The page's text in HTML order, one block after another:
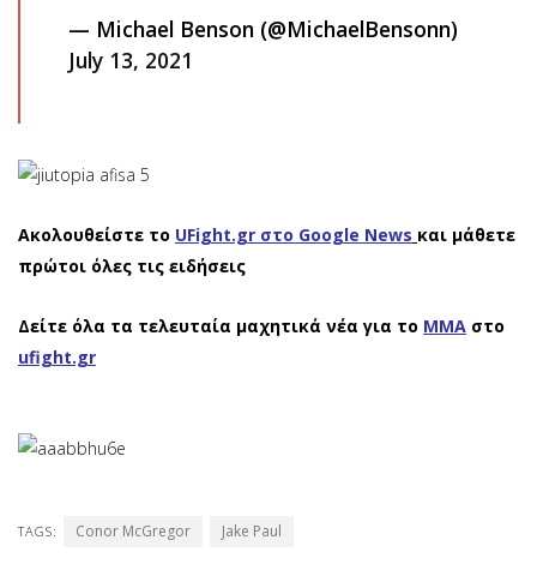
— Michael Benson (@MichaelBensonn)
July 13, 2021
Ακολουθείστε το UFight.gr στο Google News και μάθετε
πρώτοι όλες τις ειδήσεις
Δείτε όλα τα τελευταία μαχητικά νέα για το ΜΜΑ στο
ufight.gr
TAGS: Conor McGregor Jake Paul